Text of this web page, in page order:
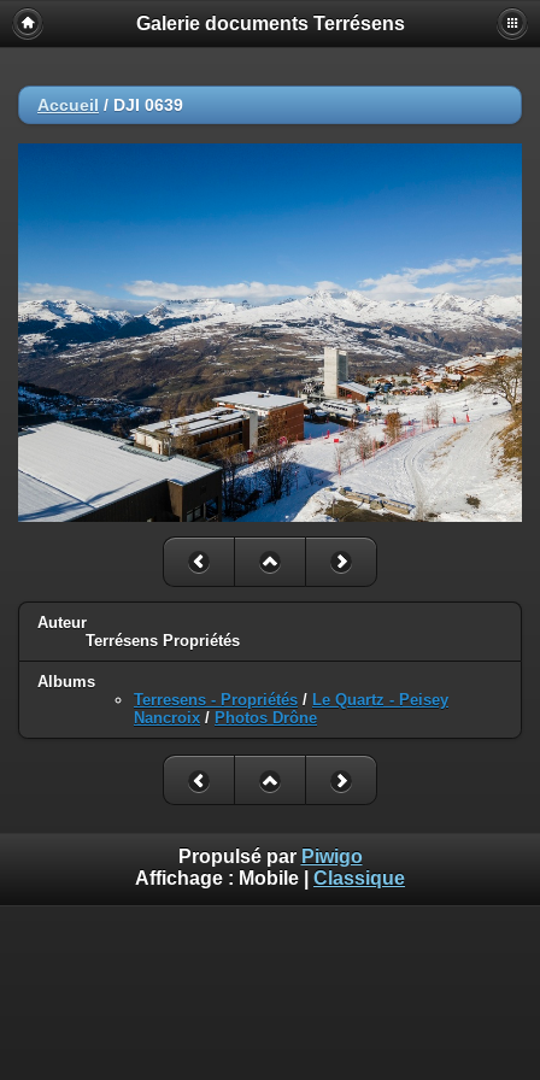
Galerie documents Terrésens
Accueil / DJI 0639
Auteur
Terrésens Propriétés
Albums
Terresens - Propriétés / Le Quartz - Peisey
Nancroix / Photos Drône
Propulsé par Piwigo
Affichage : Mobile Classique